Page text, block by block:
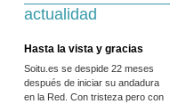
actualidad
Hasta la vista y gracias
Soitu.es se despide 22 meses
después de iniciar su andadura
en la Red. Con tristeza pero con